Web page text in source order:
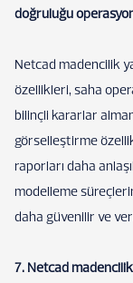
doğruluğu
Netcad madencilik
özellikleri, saha
bilinçli kararlar
görselleştirme
raporları daha
modelleme
daha güvenilir ve
7. Netcad madencilik